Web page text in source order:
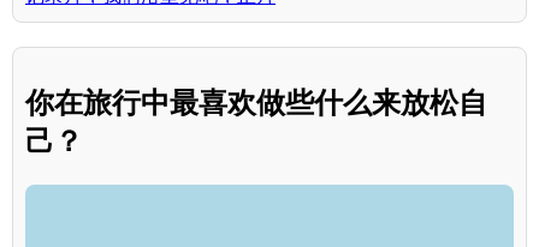
你在旅行中最喜欢做些什么来放松自
己？